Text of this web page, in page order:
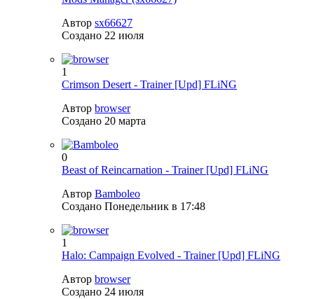
Автор sx66627
Создано 22 июля
1
Crimson Desert - Trainer [Upd] FLiNG
Автор browser
Создано 20 марта
0
Beast of Reincarnation - Trainer [Upd] FLiNG
Автор Bamboleo
Создано Понедельник в 17:48
1
Halo: Campaign Evolved - Trainer [Upd] FLiNG
Автор browser
Создано 24 июля